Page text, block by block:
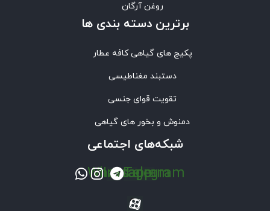
روغن آرگان
برترین‌ دسته بندی ها
پکیج های گیاهی کافه عطار
دستبند مغناطیسی
تقویت قوای جنسی
دمنوش و بخور های گیاهی
شبکه‌های اجتماعی
Telegram
Instagram
Whatsapp